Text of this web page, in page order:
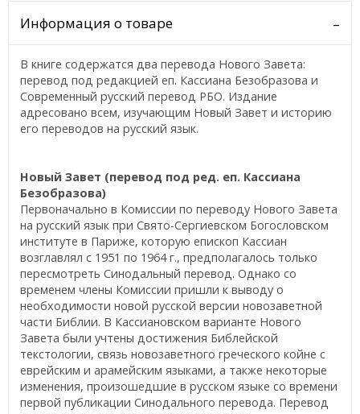
Информация о товаре
В книге содержатся два перевода Нового Завета:
перевод под редакцией еп. Кассиана Безобразова и
Современный русский перевод РБО. Издание
адресовано всем, изучающим Новый Завет и историю
его переводов на русский язык.
Новый Завет (перевод под ред. еп. Кассиана
Безобразова)
Первоначально в Комиссии по переводу Нового Завета
на русский язык при Свято-Сергиевском Богословском
институте в Париже, которую епископ Кассиан
возглавлял с 1951 по 1964 г., предполагалось только
пересмотреть Синодальный перевод. Однако со
временем члены Комиссии пришли к выводу о
необходимости новой русской версии новозаветной
части Библии. В Кассиановском варианте Нового
Завета были учтены достижения Библейской
текстологии, связь новозаветного греческого койне с
еврейским и арамейским языками, а также некоторые
изменения, произошедшие в русском языке со времени
первой публикации Синодального перевода. Перевод